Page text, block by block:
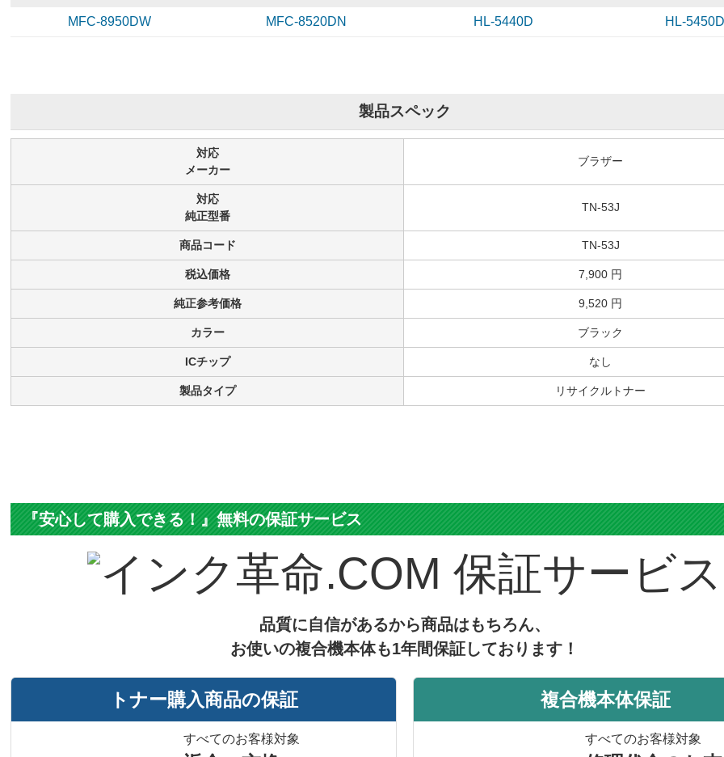
MFC-8950DW MFC-8520DN HL-5440D HL-
製品スペック
対応
メーカー
ブラザー
対応
純正型番
TN-53J
商品コード TN-53J
税込価格 7,900 円
純正参考価格 9,520 円
カラー ブラック
ICチップ なし
製品タイプ リサイクルトナー
『安心して購入できる！』無料の保証サービス
保証サービス
品質に自信があるから商品はもちろん、
お使いの複合機本体も1年間保証しております！
トナー購入商品の保証
すべてのお客様対象
複合機本体保証
すべてのお客様対象